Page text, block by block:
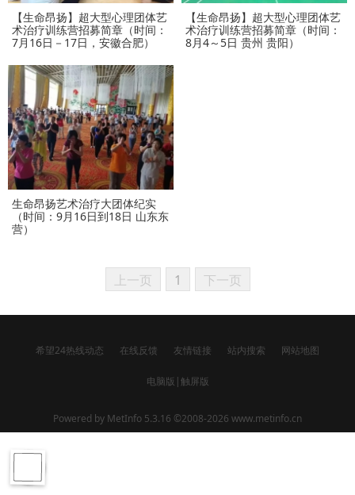
【生命昂扬】超大型心理团体艺
术治疗训练营招募简章（时间：
7月16日－17日，安徽合肥）
【生命昂扬】超大型心理团体艺
术治疗训练营招募简章（时间：
8月4～5日 贵州 贵阳）
生命昂扬艺术治疗大团体纪实
（时间：9月16日到18日 山东东
营）
上一页 1 下一页
希望24热线动态 在线反馈 友情链接 站内搜索 网站地图
电脑版 |触屏版
Powered by MetInfo 5.3.16 ©2008-2026 www.metinfo.cn